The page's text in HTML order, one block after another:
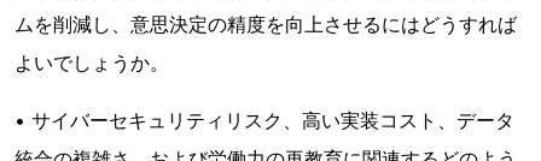
ムを削減し、意思決定の精度を向上させるにはどうすれば
よいでしょうか。
• サイバーセキュリティリスク、高い実装コスト、データ